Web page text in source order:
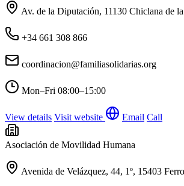
Av. de la Diputación, 11130 Chiclana de
+34 661 308 866
coordinacion@familiasolidarias.org
Mon–Fri 08:00–15:00
View details Visit website Email Call
Asociación de Movilidad Humana
Avenida de Velázquez, 44, 1º, 15403